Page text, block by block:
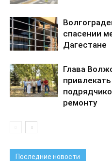
спасении
Дагестане
Глава
ремонту
Последние новости